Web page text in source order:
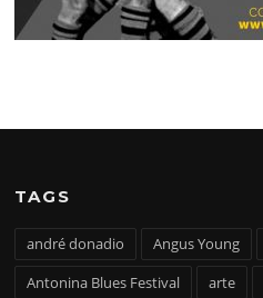
TAGS
andré donadio Angus Young
Antonina Blues Festival
arte